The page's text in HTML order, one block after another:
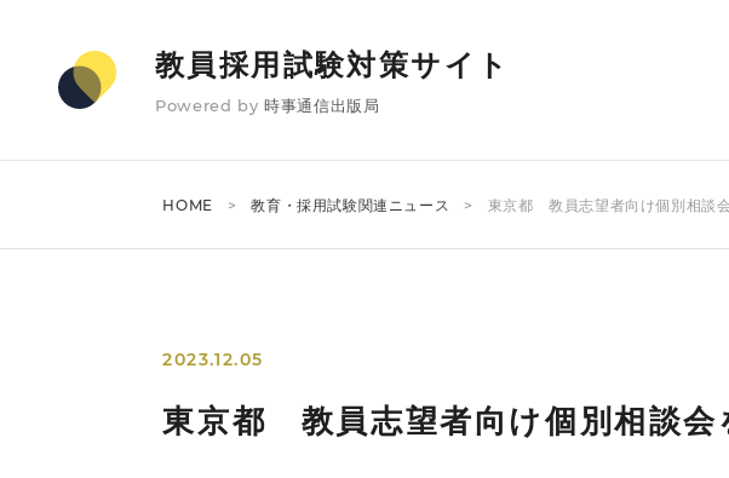
教員採用試験対策サイト
Powered by 時事通信出版局
HOME 教育・採用試験関連ニュース 東京都 教員志望者向け個別相談
2023.12.05
東京都 教員志望者向け個別相談会